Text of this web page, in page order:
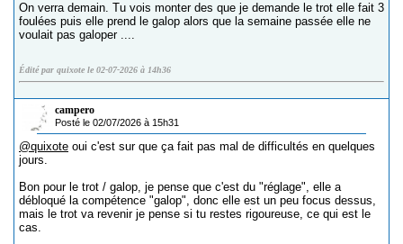
On verra demain. Tu vois monter des que je demande le trot elle fait 3
foulées puis elle prend le galop alors que la semaine passée elle ne
voulait pas galoper ....
Édité par quixote le 02-07-2026 à 14h36
campero
Posté le 02/07/2026 à 15h31
@quixote oui c'est sur que ça fait pas mal de difficultés en quelques
jours.
Bon pour le trot / galop, je pense que c'est du "réglage", elle a
débloqué la compétence "galop", donc elle est un peu focus dessus,
mais le trot va revenir je pense si tu restes rigoureuse, ce qui est le
cas.